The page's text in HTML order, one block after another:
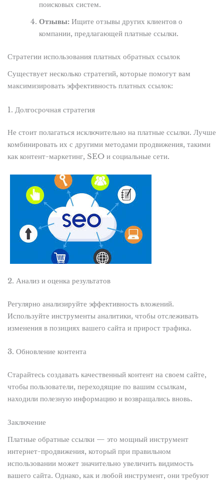
поисковых систем.
Отзывы: Ищите отзывы других клиентов о
компании, предлагающей платные ссылки.
Стратегии использования платных обратных ссылок
Существует несколько стратегий, которые помогут вам
максимизировать эффективность платных ссылок:
1. Долгосрочная стратегия
Не стоит полагаться исключительно на платные ссылки. Лучше
комбинировать их с другими методами продвижения, такими
как контент-маркетинг, SEO и социальные сети.
2. Анализ и оценка результатов
Регулярно анализируйте эффективность вложений.
Используйте инструменты аналитики, чтобы отслеживать
изменения в позициях вашего сайта и прирост трафика.
3. Обновление контента
Старайтесь создавать качественный контент на своем сайте,
чтобы пользователи, переходящие по вашим ссылкам,
находили полезную информацию и возвращались вновь.
Заключение
Платные обратные ссылки — это мощный инструмент
интернет-продвижения, который при правильном
использовании может значительно увеличить видимость
вашего сайта. Однако, как и любой инструмент, они требуют